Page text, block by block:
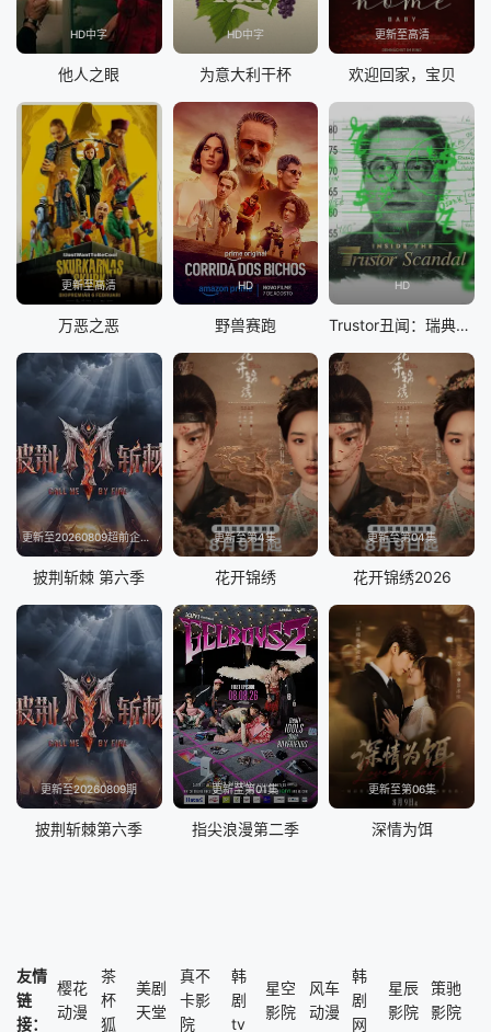
HD中字
他人之眼
HD中字
为意大利干杯
更新至高清
欢迎回家，宝贝
更新至高清
万恶之恶
HD
野兽赛跑
HD
Trustor丑闻：瑞典金融案内幕
更新至20260809超前企划第2期
披荆斩棘 第六季
更新至第4集
花开锦绣
更新至第04集
花开锦绣2026
更新至20260809期
披荆斩棘第六季
更新至第01集
指尖浪漫第二季
更新至第06集
深情为饵
友情
链
接：
樱花
动漫
茶
杯
狐
美剧
天堂
真不
卡影
院
韩
剧
tv
星空
影院
风车
动漫
韩
剧
网
星辰
影院
策驰
影院